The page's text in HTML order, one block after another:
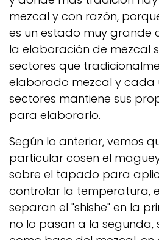
mezcal y con razón,
es un estado muy grande
la elaboración de mezcal
sectores que
elaborado mezcal y cada
sectores mantiene sus
para elaborarlo.
Según lo anterior, vemos
particular cosen el
sobre el tapado para
controlar la temperatura,
separan el "shishe" en la
no lo pasan a la segunda,